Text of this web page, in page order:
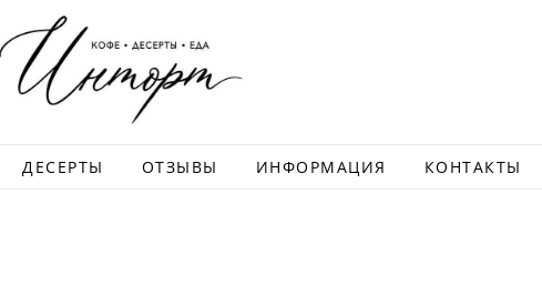
ДЕСЕРТЫ ОТЗЫВЫ ИНФОРМАЦИЯ КОНТАКТЫ